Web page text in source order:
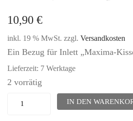
mit 5.00
von 5,
auf
Kundenbewertung
10,90 €
inkl. 19 % MwSt. zzgl. Versandkosten
Ein Bezug für Inlett „Maxima-
Lieferzeit: 7 Werktage
2 vorrätig
TUTGUT-
IN DEN